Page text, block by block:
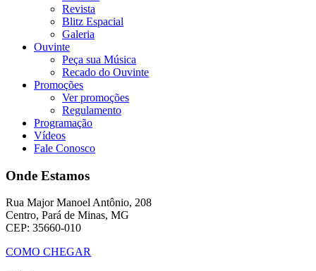
Revista
Blitz Espacial
Galeria
Ouvinte
Peça sua Música
Recado do Ouvinte
Promoções
Ver promoções
Regulamento
Programação
Vídeos
Fale Conosco
Onde Estamos
Rua Major Manoel Antônio, 208
Centro, Pará de Minas, MG
CEP: 35660-010
COMO CHEGAR